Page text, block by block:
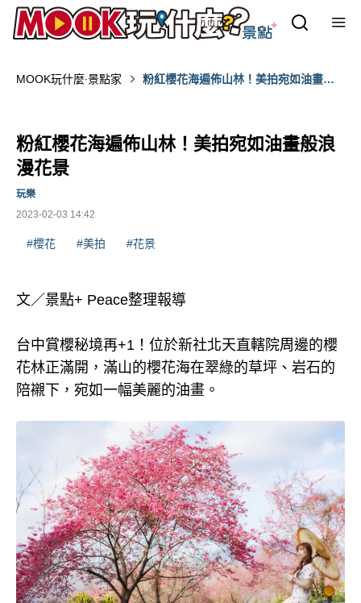
MOOK玩什麼‧景點家
粉紅櫻花海遍佈山林！美拍宛如油畫般
粉紅櫻花海遍佈山林！美拍宛如油畫般浪
漫花景
2023-02-03 14:42
玩樂
#櫻花 #美拍 #花景
文／景點+ Peace整理報導
台中賞櫻秘境再+1！位於新社北天直轄院周邊的櫻
花林正滿開，滿山的櫻花海在翠綠的草坪、岩石的
陪襯下，宛如一幅美麗的油畫。